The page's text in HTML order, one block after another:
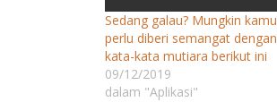
Sedang galau? Mungkin kamu
perlu diberi semangat dengan
kata-kata mutiara berikut ini
09/12/2019
dalam "Aplikasi"